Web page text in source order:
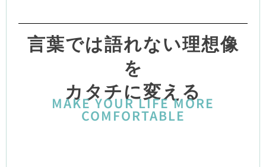
言葉では語れない理想像
を
カタチに変える
MAKE YOUR LIFE MORE
COMFORTABLE